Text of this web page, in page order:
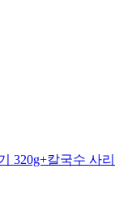
320g+칼국수 사리